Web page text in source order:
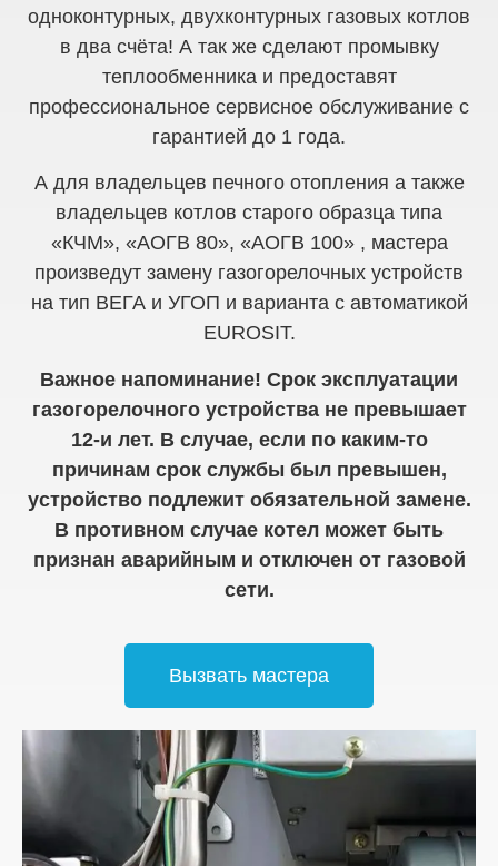
одноконтурных, двухконтурных газовых котлов
в два счёта! А так же сделают промывку
теплообменника и предоставят
профессиональное сервисное обслуживание с
гарантией до 1 года.
А для владельцев печного отопления а также
владельцев котлов старого образца типа
«КЧМ», «АОГВ 80», «АОГВ 100» , мастера
произведут замену газогорелочных устройств
на тип ВЕГА и УГОП и варианта с автоматикой
EUROSIT.
Важное напоминание! Срок эксплуатации
газогорелочного устройства не превышает
12-и лет. В случае, если по каким-то
причинам срок службы был превышен,
устройство подлежит обязательной замене.
В противном случае котел может быть
признан аварийным и отключен от газовой
сети.
Вызвать мастера